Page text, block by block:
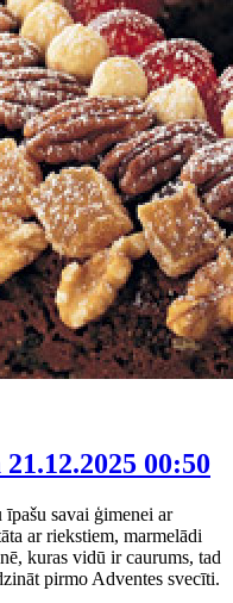
21.12.2025 00:50
īpašu savai ģimenei ar
ar riekstiem, marmelādi
kuras vidū ir caurums, tad
pirmo Adventes svecīti.